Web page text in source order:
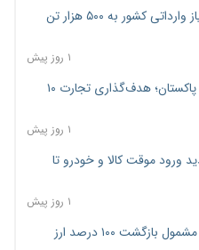
پیش‌بینی افزایش تولید برنج؛ نیاز وارداتی کشور به ۵۰۰ هزار تن
۱ روز پیش
امضای تفاهم‌نامه تجاری ایران و پاکستان؛ هدف‌گذاری تجارت ۱۰
۱ روز پیش
ورود موقت کالا و خودرو تا
۱ روز پیش
فهرست کالاهای فولادی و فلزات مشمول بازگشت ۱۰۰ درصد ارز